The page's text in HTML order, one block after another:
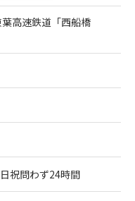
高速鉄道「西船橋
祝問わず24時間